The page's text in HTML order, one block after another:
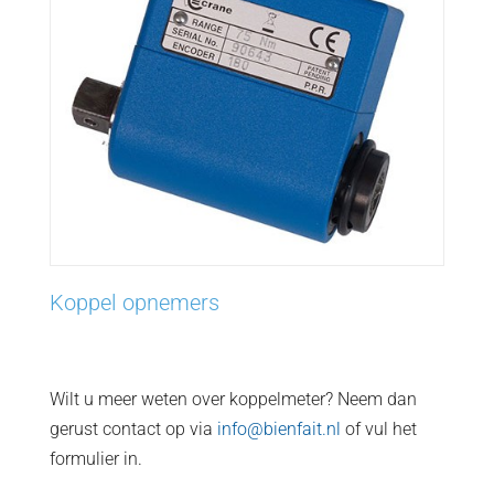
Koppel opnemers
Wilt u meer weten over koppelmeter? Neem dan
gerust contact op via info@bienfait.nl of vul het
formulier in.